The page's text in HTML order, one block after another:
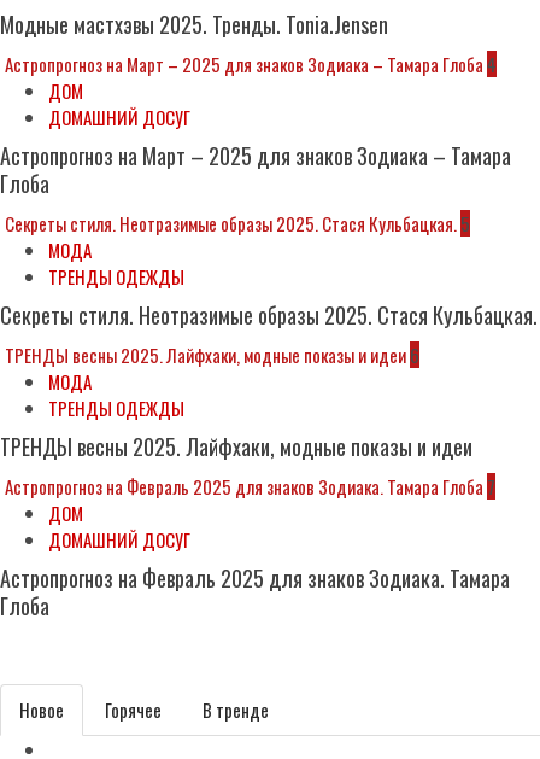
Модные мастхэвы 2025. Тренды. Tonia.Jensen
Астропрогноз на Март – 2025 для знаков Зодиака – Тамара Глоба4
ДОМ
ДОМАШНИЙ ДОСУГ
Астропрогноз на Март – 2025 для знаков Зодиака – Тамара
Глоба
Секреты стиля. Неотразимые образы 2025. Стася Кульбацкая.5
МОДА
ТРЕНДЫ ОДЕЖДЫ
Секреты стиля. Неотразимые образы 2025. Стася Кульбацкая.
ТРЕНДЫ весны 2025. Лайфхаки, модные показы и идеи6
МОДА
ТРЕНДЫ ОДЕЖДЫ
ТРЕНДЫ весны 2025. Лайфхаки, модные показы и идеи
Астропрогноз на Февраль 2025 для знаков Зодиака. Тамара Глоба 7
ДОМ
ДОМАШНИЙ ДОСУГ
Астропрогноз на Февраль 2025 для знаков Зодиака. Тамара
Глоба
Новое Горячее В тренде